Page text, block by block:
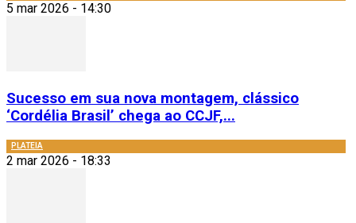
5 mar 2026 - 14:30
Sucesso em sua nova montagem, clássico
‘Cordélia Brasil’ chega ao CCJF,...
PLATEIA
2 mar 2026 - 18:33